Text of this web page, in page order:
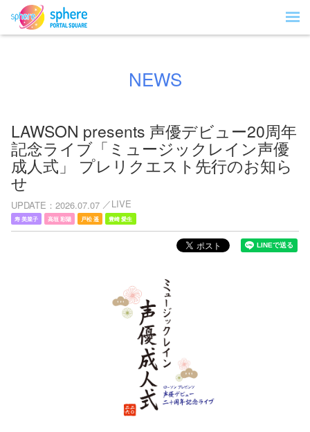
NEWS
LAWSON presents 声優デビュー20周年
記念ライブ「ミュージックレイン声優
成人式」 プレリクエスト先行のお知ら
せ
UPDATE 2026.07.07 LIVE
寿 美菜子 高垣 彩陽 戸松 遥 豊崎 愛生